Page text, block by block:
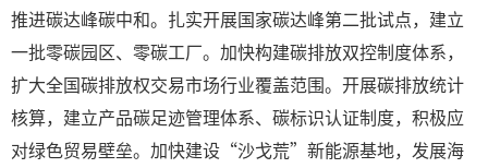
推进碳达峰碳中和。扎实开展国家碳达峰第二批试点，建立
一批零碳园区、零碳工厂。加快构建碳排放双控制度体系，
扩大全国碳排放权交易市场行业覆盖范围。开展碳排放统计
核算，建立产品碳足迹管理体系、碳标识认证制度，积极应
对绿色贸易壁垒。加快建设“沙戈荒”新能源基地，发展海